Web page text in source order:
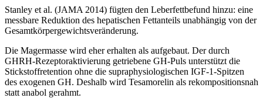
Stanley et al. (JAMA 2014) fügten den Leberfettbefund hinzu: eine
messbare Reduktion des hepatischen Fettanteils unabhängig von der
Gesamtkörpergewichtsveränderung.
Die Magermasse wird eher erhalten als aufgebaut. Der durch
GHRH-Rezeptoraktivierung getriebene GH-Puls unterstützt die
Stickstoffretention ohne die supraphysiologischen IGF-1-Spitzen
des exogenen GH. Deshalb wird Tesamorelin als rekompositionsnah
statt anabol gerahmt.